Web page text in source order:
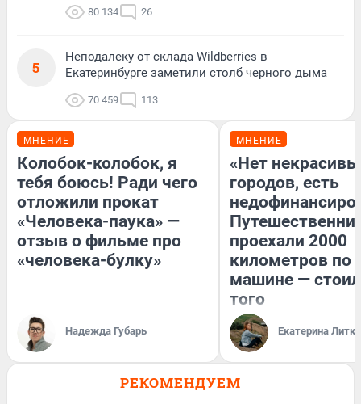
80 134 26
5
Неподалеку от склада Wildberries в
Екатеринбурге заметили столб черного дыма
70 459 113
МНЕНИЕ
Колобок-колобок, я
тебя боюсь! Ради чего
отложили прокат
«Человека-паука» —
отзыв о фильме про
«человека-булку»
Надежда Губарь
МНЕНИЕ
«Нет
городов, есть
проехали 2000
километров по
машине —
того
Екатерина
РЕКОМЕНДУЕМ